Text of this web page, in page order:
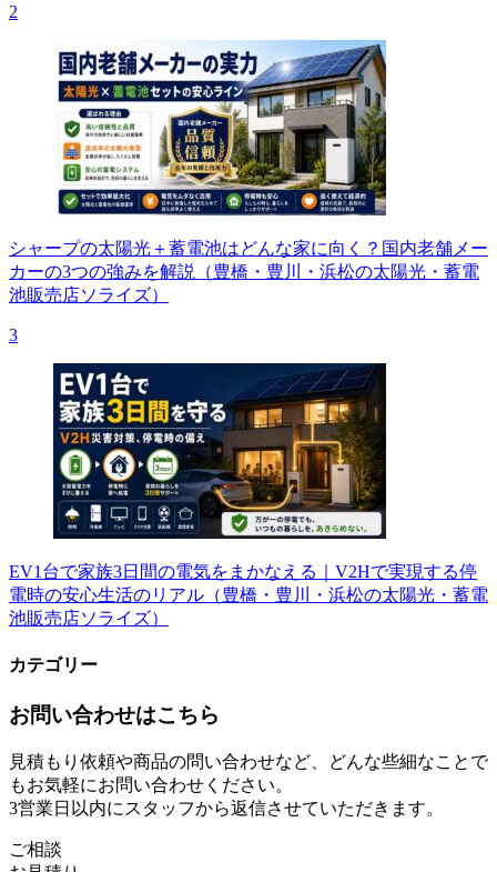
2
シャープの太陽光＋蓄電池はどんな家に向く？国内老舗メー
カーの3つの強みを解説（豊橋・豊川・浜松の太陽光・蓄電
池販売店ソライズ）
3
EV1台で家族3日間の電気をまかなえる｜V2Hで実現する停
電時の安心生活のリアル（豊橋・豊川・浜松の太陽光・蓄電
池販売店ソライズ）
カテゴリー
お問い合わせはこちら
見積もり依頼や商品の問い合わせなど、どんな些細なことで
もお気軽にお問い合わせください。
3営業日以内にスタッフから返信させていただきます。
ご相談